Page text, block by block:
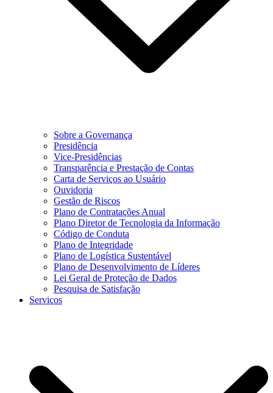
Sobre a Governança
Presidência
Vice-Presidências
Transparência e Prestação de Contas
Carta de Serviços ao Usuário
Ouvidoria
Gestão de Riscos
Plano de Contratações Anual
Plano Diretor de Tecnologia da Informação
Código de Conduta
Plano de Integridade
Plano de Logística Sustentável
Plano de Desenvolvimento de Líderes
Lei Geral de Proteção de Dados
Pesquisa de Satisfação
Serviços